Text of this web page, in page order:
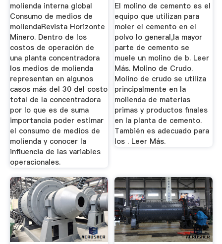
molienda interna global
Consumo de medios de
moliendaRevista Horizonte
Minero. Dentro de los
costos de operación de
una planta concentradora
los medios de molienda
representan en algunos
casos más del 30 del costo
total de la concentradora
por lo que es de suma
importancia poder estimar
el consumo de medios de
molienda y conocer la
influencia de las variables
operacionales.
El molino de cemento es el
equipo que utilizan para
moler el cemento en el
polvo lo general,la mayor
parte de cemento se
muele un molino de b. Leer
Más. Molino de Crudo.
Molino de crudo se utiliza
principalmente en la
molienda de materias
primas y productos finales
en la planta de cemento.
También es adecuado para
los . Leer Más.